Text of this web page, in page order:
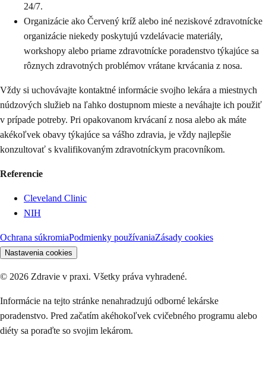
24/7.
Organizácie ako Červený kríž alebo iné neziskové zdravotnícke
organizácie niekedy poskytujú vzdelávacie materiály,
workshopy alebo priame zdravotnícke poradenstvo týkajúce sa
rôznych zdravotných problémov vrátane krvácania z nosa.
Vždy si uchovávajte kontaktné informácie svojho lekára a miestnych
núdzových služieb na ľahko dostupnom mieste a neváhajte ich použiť
v prípade potreby. Pri opakovanom krvácaní z nosa alebo ak máte
akékoľvek obavy týkajúce sa vášho zdravia, je vždy najlepšie
konzultovať s kvalifikovaným zdravotníckym pracovníkom.
Referencie
Cleveland Clinic
NIH
Ochrana súkromiaPodmienky používaniaZásady cookies
Nastavenia cookies
© 2026 Zdravie v praxi. Všetky práva vyhradené.
Informácie na tejto stránke nenahradzujú odborné lekárske
poradenstvo. Pred začatím akéhokoľvek cvičebného programu alebo
diéty sa poraďte so svojim lekárom.